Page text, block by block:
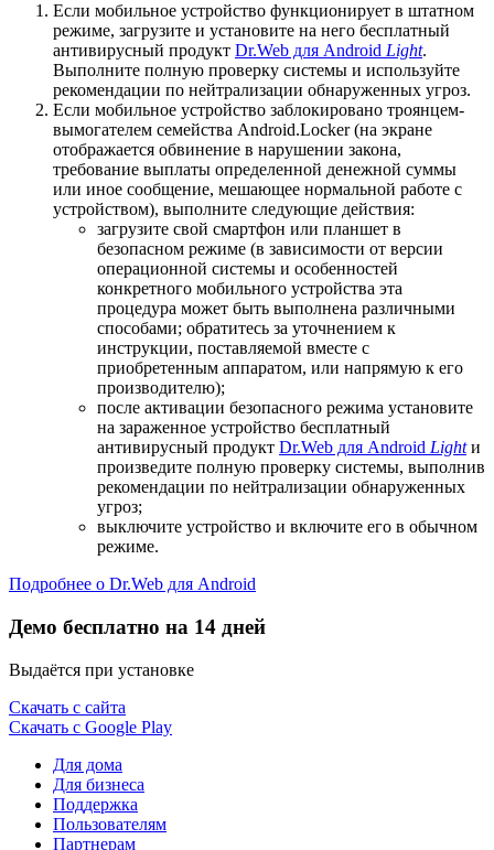
Если мобильное устройство функционирует в штатном
режиме, загрузите и установите на него бесплатный
антивирусный продукт Dr.Web для Android Light.
Выполните полную проверку системы и используйте
рекомендации по нейтрализации обнаруженных угроз.
Если мобильное устройство заблокировано троянцем-
вымогателем семейства Android.Locker (на экране
отображается обвинение в нарушении закона,
требование выплаты определенной денежной суммы
или иное сообщение, мешающее нормальной работе с
устройством), выполните следующие действия:
загрузите свой смартфон или планшет в
безопасном режиме (в зависимости от версии
операционной системы и особенностей
конкретного мобильного устройства эта
процедура может быть выполнена различными
способами; обратитесь за уточнением к
инструкции, поставляемой вместе с
приобретенным аппаратом, или напрямую к его
производителю);
после активации безопасного режима установите
на зараженное устройство бесплатный
антивирусный продукт Dr.Web для Android Lightи
произведите полную проверку системы, выполнив
рекомендации по нейтрализации обнаруженных
угроз;
выключите устройство и включите его в обычном
режиме.
Подробнее о Dr.Web для Android
Демо бесплатно на 14 дней
Выдаётся при установке
Скачать с сайта
Скачать с Google Play
Для дома
Для бизнеса
Поддержка
Пользователям
Партнерам